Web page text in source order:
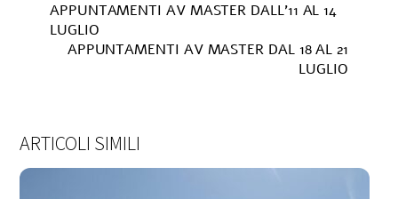
APPUNTAMENTI AV MASTER DALL’11 AL 14
LUGLIO
APPUNTAMENTI AV MASTER DAL 18 AL 21
LUGLIO
ARTICOLI SIMILI